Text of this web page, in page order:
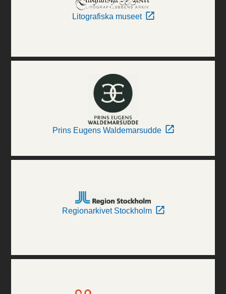
Litografiska museet
Prins Eugens Waldemarsudde
Regionarkivet Stockholm